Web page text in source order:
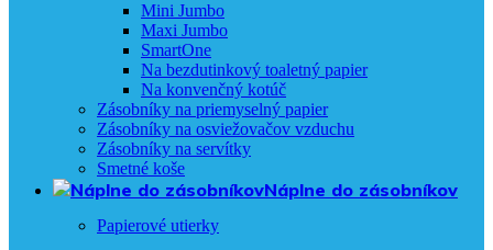
Mini Jumbo
Maxi Jumbo
SmartOne
Na bezdutinkový toaletný papier
Na konvenčný kotúč
Zásobníky na priemyselný papier
Zásobníky na osviežovačov vzduchu
Zásobníky na servítky
Smetné koše
Náplne do zásobníkov
Papierové utierky